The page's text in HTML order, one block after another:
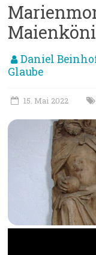
Daniel
Glaube
15. Mai 2022